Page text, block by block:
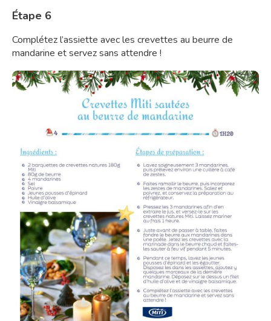
Étape 6
Complétez l’assiette avec les crevettes au beurre de
mandarine et servez sans attendre !